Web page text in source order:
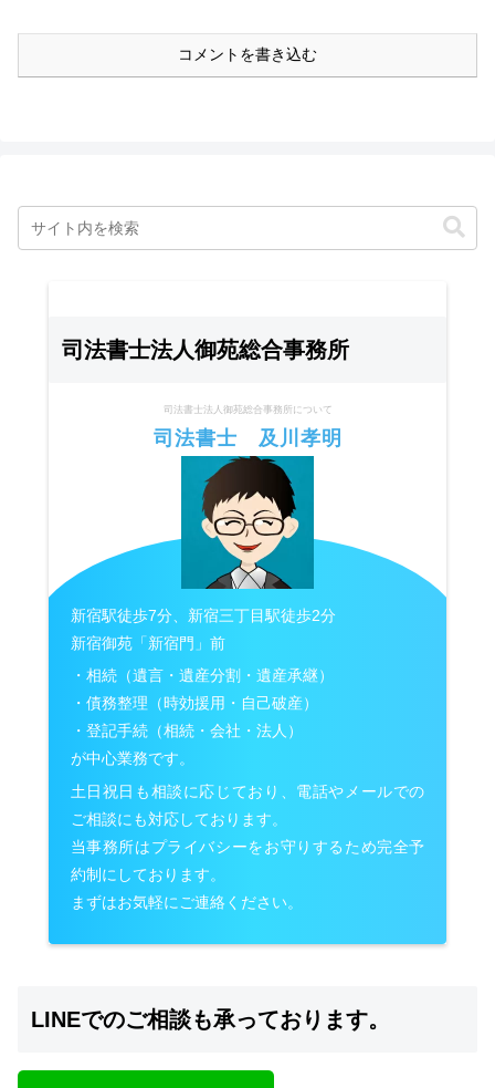
コメントを書き込む
司法書士法人御苑総合事務所
司法書士法人御苑総合事務所について
司法書士 及川孝明
新宿駅徒歩7分、新宿三丁目駅徒歩2分
新宿御苑「新宿門」前
・相続（遺言・遺産分割・遺産承継）
・債務整理（時効援用・自己破産）
・登記手続（相続・会社・法人）
が中心業務です。
土日祝日も相談に応じており、電話やメールでの
ご相談にも対応しております。
当事務所はプライバシーをお守りするため完全予
約制にしております。
まずはお気軽にご連絡ください。
LINEでのご相談も承っております。